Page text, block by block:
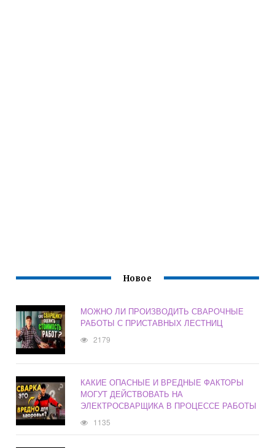
Новое
МОЖНО ЛИ ПРОИЗВОДИТЬ СВАРОЧНЫЕ
РАБОТЫ С ПРИСТАВНЫХ ЛЕСТНИЦ
2179
КАКИЕ ОПАСНЫЕ И ВРЕДНЫЕ ФАКТОРЫ
МОГУТ ДЕЙСТВОВАТЬ НА
ЭЛЕКТРОСВАРЩИКА В ПРОЦЕССЕ РАБОТЫ
1135